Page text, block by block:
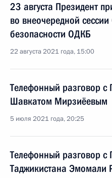
23 августа Президент
во внеочередной
безопасности ОДКБ
22 августа 2021 года, 15:00
Телефонный разговор с
Шавкатом Мирзиёевым
5 июля 2021 года, 20:25
Телефонный разговор с
Таджикистана Эмомали